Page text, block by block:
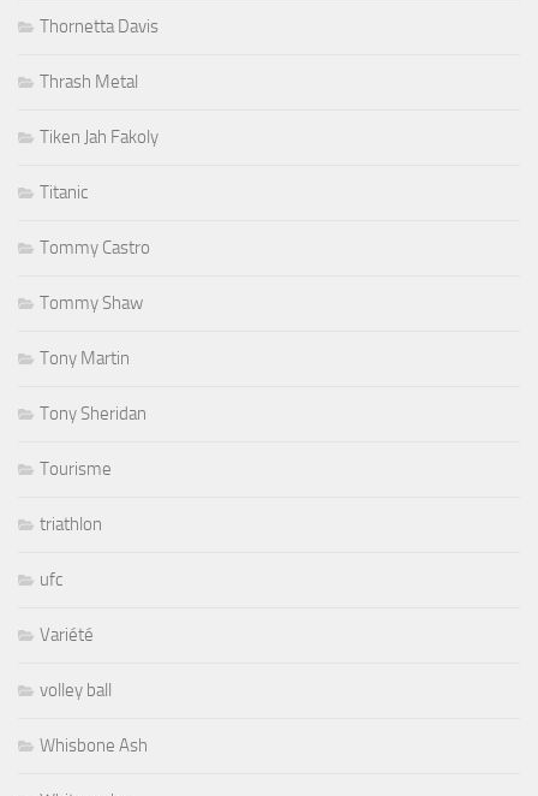
Thornetta Davis
Thrash Metal
Tiken Jah Fakoly
Titanic
Tommy Castro
Tommy Shaw
Tony Martin
Tony Sheridan
Tourisme
triathlon
ufc
Variété
volley ball
Whisbone Ash